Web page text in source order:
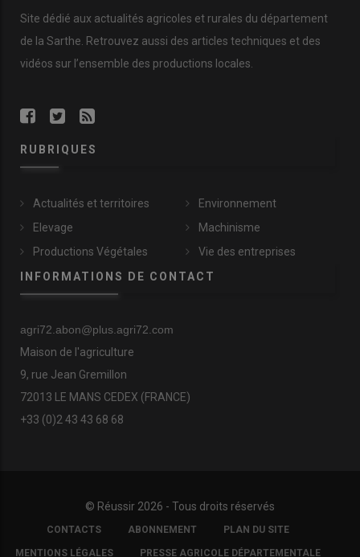
Site dédié aux actualités agricoles et rurales du département
de la Sarthe. Retrouvez aussi des articles techniques et des
vidéos sur l’ensemble des productions locales.
RUBRIQUES
Actualités et territoires
Elevage
Productions Végétales
Environnement
Machinisme
Vie des entreprises
INFORMATIONS DE CONTACT
agri72.abon@plus.agri72.com
Maison de l'agriculture
9, rue Jean Gremillon
72013 LE MANS CEDEX (FRANCE)
+33 (0)2 43 43 68 68
© Réussir 2026 - Tous droits réservés
FOOTER
COPYRIGHT
CONTACTS ABONNEMENT PLAN DU SITE
MENTIONS LÉGALES PRESSE AGRICOLE DÉPARTEMENTALE